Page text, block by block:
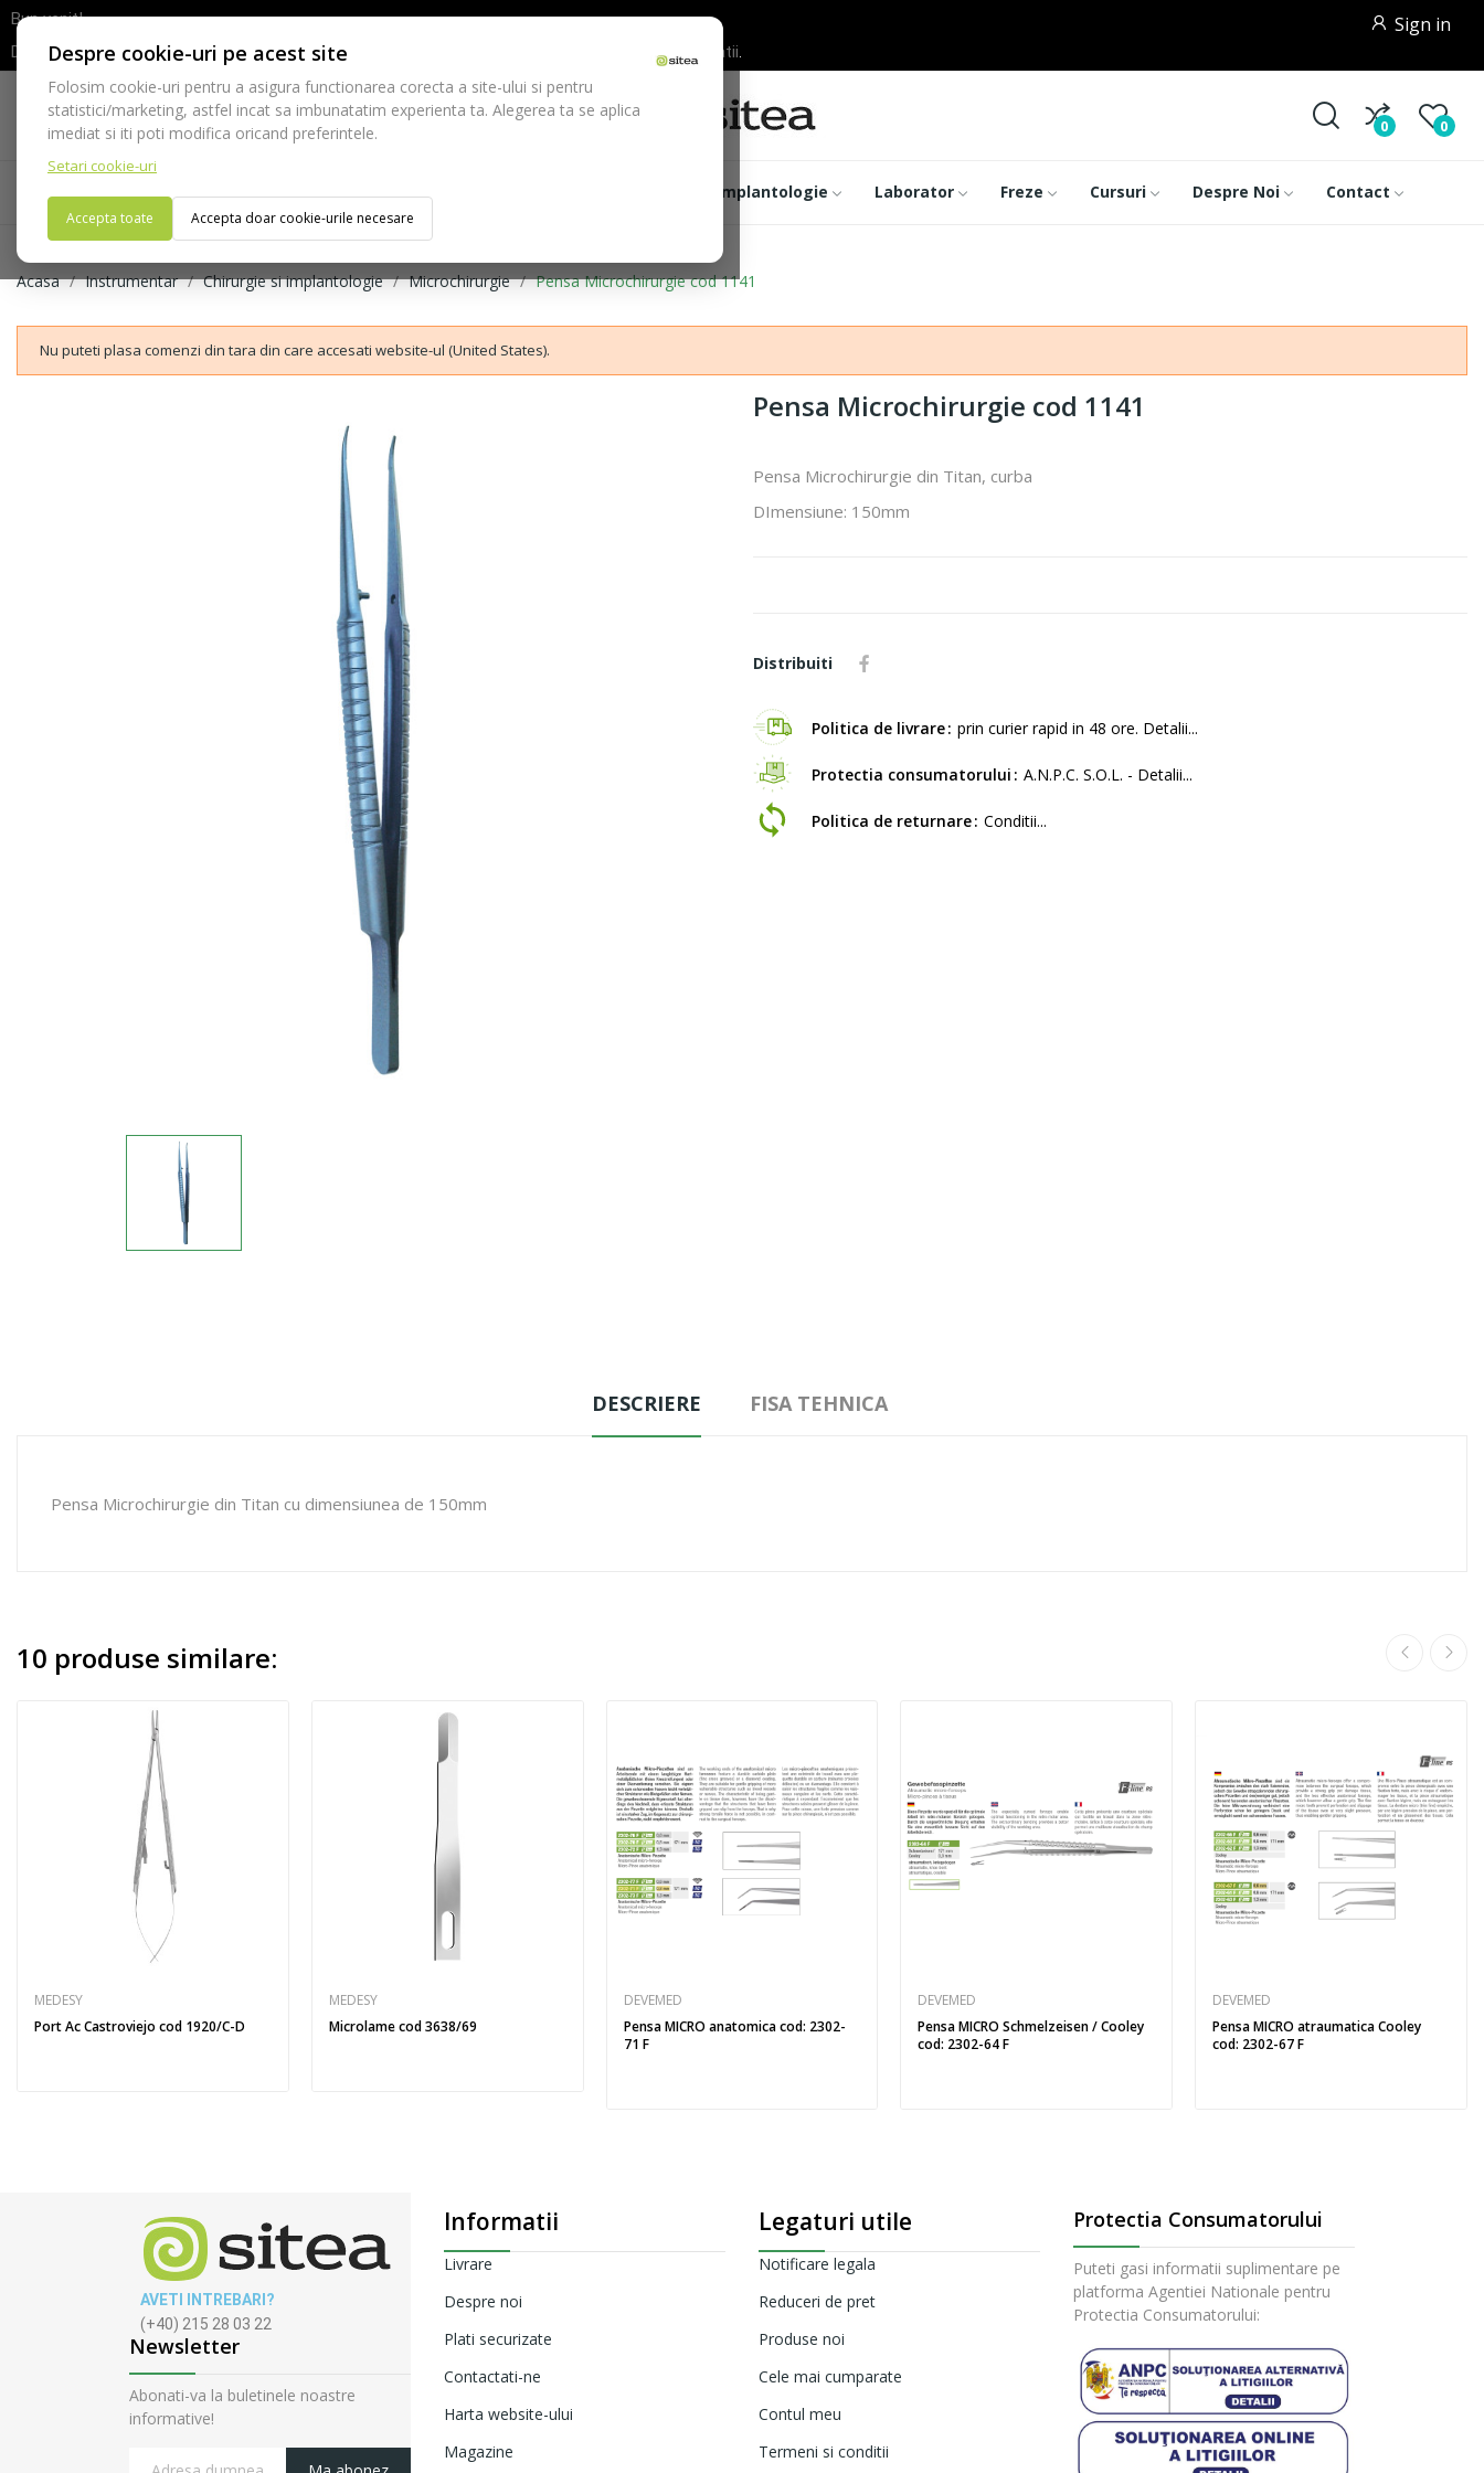
Despre cookie-uri pe acest site
Folosim cookie-uri pentru a asigura functionarea corecta a site-ului si pentru
statistici/marketing, astfel incat sa imbunatatim experienta ta. Alegerea ta se aplica
imediat si iti poti modifica oricand preferintele.
Setari cookie-uri
Accepta toate Accepta doar cookie-urile necesare
Bun venit!
Dupa efectuarea comenzii va rugam sa asteptati confirmarea stocurilor inainte de efectuarea platii.
Sign in
Telefon:
021-528 03 23
0 0
Acasa Consumabile Echipamente Implantologie Laborator Freze Cursuri Despre Noi Contact
Acasa Instrumentar Chirurgie si implantologie Microchirurgie Pensa Microchirurgie cod 1141
Nu puteti plasa comenzi din tara din care accesati website-ul (United States).
Pensa Microchirurgie cod 1141
Pensa Microchirurgie din Titan, curba
DImensiune: 150mm
Distribuiti
Politica de livrare prin curier rapid in 48 ore. Detalii...
Protectia consumatorului A.N.P.C. S.O.L. - Detalii...
Politica de returnare Conditii...
DESCRIERE FISA TEHNICA
Pensa Microchirurgie din Titan cu dimensiunea de 150mm
10 produse similare:
MEDESY
Port Ac Castroviejo cod 1920/C-D
MEDESY
Microlame cod 3638/69
DEVEMED
Pensa MICRO anatomica cod: 2302-
71 F
DEVEMED
Pensa MICRO Schmelzeisen / Cooley
cod: 2302-64 F
DEVEMED
Pensa MICRO atraumatica Cooley
cod: 2302-67 F
AVETI INTREBARI?
(+40) 215 28 03 22
Newsletter
Abonati-va la buletinele noastre
informative!
Informatii
Livrare
Despre noi
Plati securizate
Contactati-ne
Harta website-ului
Magazine
Legaturi utile
Notificare legala
Reduceri de pret
Produse noi
Cele mai cumparate
Contul meu
Termeni si conditii
Protectia Consumatorului
Puteti gasi informatii suplimentare pe
platforma Agentiei Nationale pentru
Protectia Consumatorului: